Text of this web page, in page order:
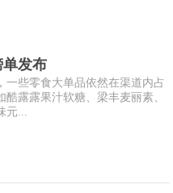
单发布
一些零食大单品依然在渠道内占
露露果汁软糖、梁丰麦丽素、
...